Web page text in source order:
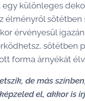
egy különleges
élményről sötétben
érvényesül
sötétben
forma árnyékát
de más
el, akkor is írj